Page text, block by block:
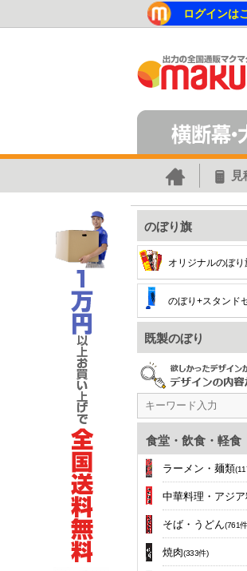
ログインは
見
のぼり旗
オリジナルのぼり
のぼり+スタンド
既製のぼり
食堂・飲食・軽食
ラーメン・麺類
中華料理・アジア
そば・うどん(761
焼肉(333件)